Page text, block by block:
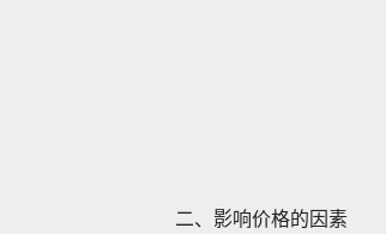
二、影响价格的因素